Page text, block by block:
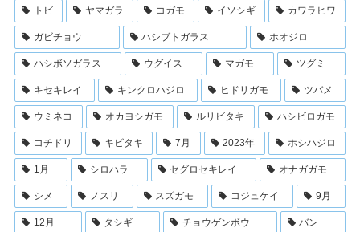
トビ ヤマガラ コガモ イソシギ カワラヒワ
ガビチョウ ハシブトガラス ホオジロ
ハシボソガラス ウグイス マガモ ツグミ
キセキレイ キンクロハジロ ヒドリガモ ツバメ
ウミネコ オカヨシガモ ルリビタキ ハシビロガモ
コチドリ キビタキ 7月 2023年 ホシハジロ
1月 シロハラ セグロセキレイ オナガガモ
シメ ノスリ スズガモ コジュケイ 9月
12月 タシギ チョウゲンボウ バン